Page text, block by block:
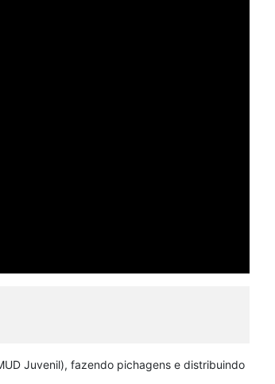
Juvenil), fazendo pichagens e distribuindo